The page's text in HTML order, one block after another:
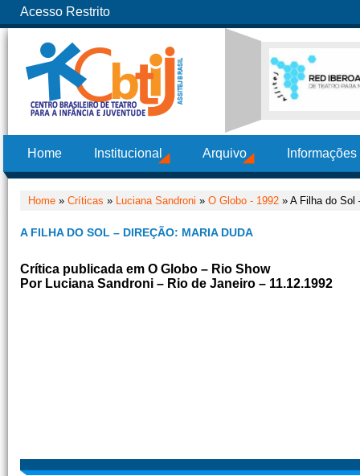
Acesso Restrito
Home Institucional Arquivo
Home » Críticas » Luciana Sandroni » O Globo - 1992 » A Filha do Sol
A FILHA DO SOL – DIREÇÃO: MARIA DUDA
Crítica publicada em O Globo – Rio Show
Por Luciana Sandroni – Rio de Janeiro – 11.12.1992